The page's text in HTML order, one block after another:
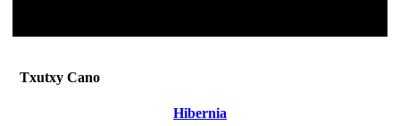
Txutxy Cano
Hibernia